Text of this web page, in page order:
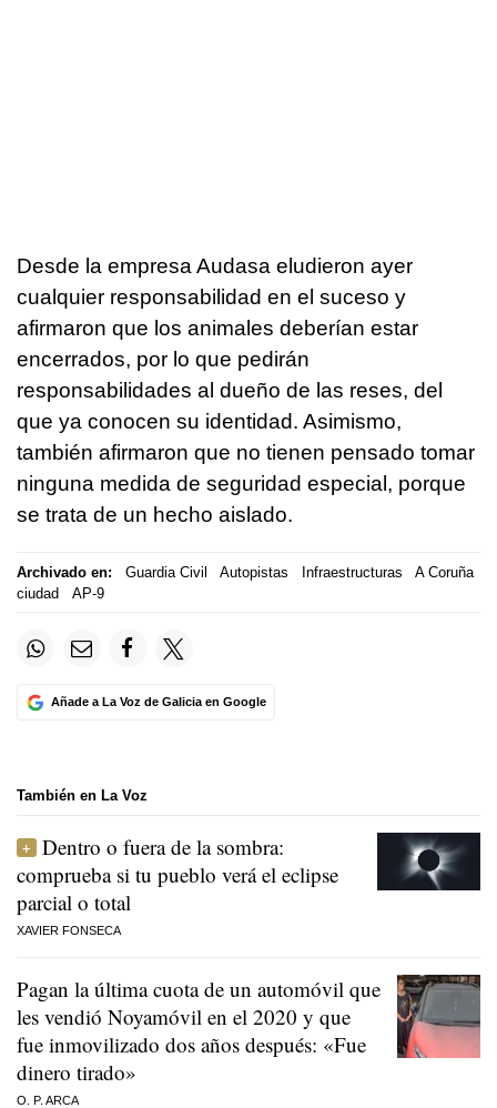
Desde la empresa Audasa eludieron ayer
cualquier responsabilidad en el suceso y
afirmaron que los animales deberían estar
encerrados, por lo que pedirán
responsabilidades al dueño de las reses, del
que ya conocen su identidad. Asimismo,
también afirmaron que no tienen pensado tomar
ninguna medida de seguridad especial, porque
se trata de un hecho aislado.
Archivado en: Guardia Civil Autopistas Infraestructuras
A Coruña
ciudad
AP-9
Añade a La Voz de Galicia en Google
También en La Voz
Dentro o fuera de la sombra:
comprueba si tu pueblo verá el eclipse
parcial o total
XAVIER FONSECA
Pagan la última cuota de un automóvil que
les vendió Noyamóvil en el 2020 y que
fue inmovilizado dos años después: «Fue
dinero tirado»
O. P. ARCA